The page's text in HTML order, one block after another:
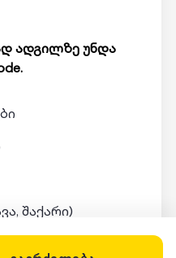
ადგილზე უნდა
შაქარი)